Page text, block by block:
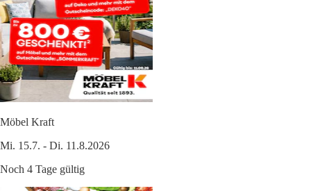
Möbel Kraft
Mi. 15.7. - Di. 11.8.2026
Noch 4 Tage gültig